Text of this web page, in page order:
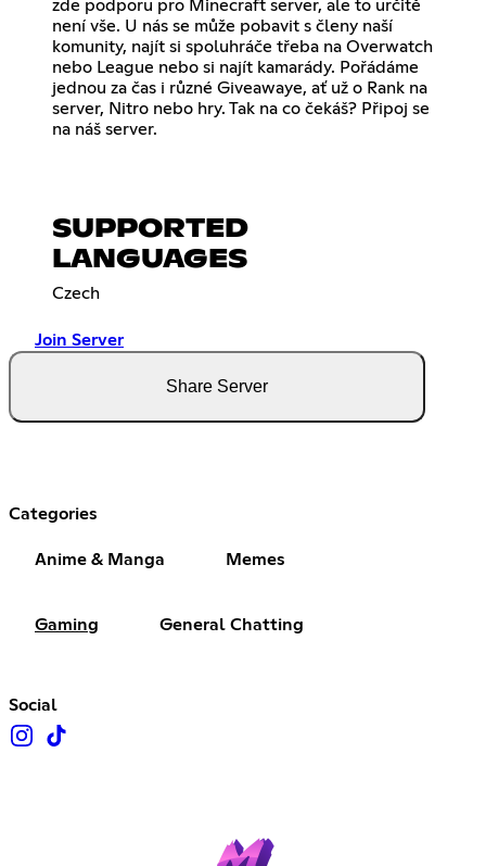
zde podporu pro Minecraft server, ale to určitě
není vše. U nás se může pobavit s členy naší
komunity, najít si spoluhráče třeba na Overwatch
nebo League nebo si najít kamarády. Pořádáme
jednou za čas i různé Giveawaye, ať už o Rank na
server, Nitro nebo hry. Tak na co čekáš? Připoj se
na náš server.
SUPPORTED
LANGUAGES
Czech
Join Server
Share Server
Categories
Anime & Manga Memes
Gaming General Chatting
Social